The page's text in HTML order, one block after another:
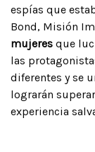
espías que
Bond, Misión
mujeres que
las
diferentes y se
lograrán
experiencia